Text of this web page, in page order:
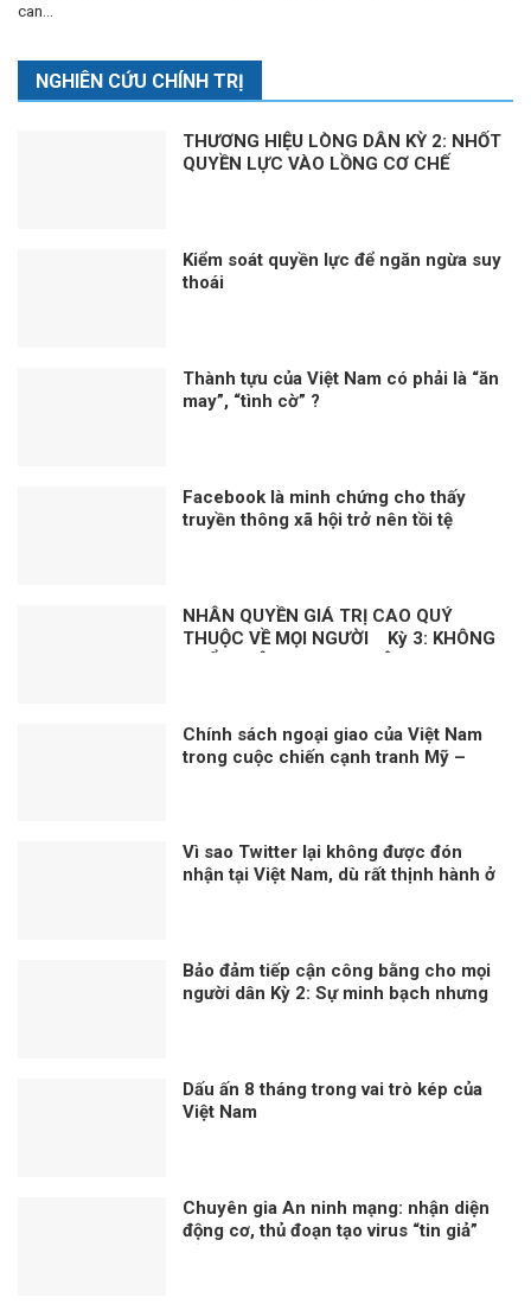
can...
NGHIÊN CỨU CHÍNH TRỊ
THƯƠNG HIỆU LÒNG DÂN KỲ 2: NHỐT
QUYỀN LỰC VÀO LỒNG CƠ CHẾ
Kiểm soát quyền lực để ngăn ngừa suy
thoái
Thành tựu của Việt Nam có phải là “ăn
may”, “tình cờ” ?
Facebook là minh chứng cho thấy
truyền thông xã hội trở nên tồi tệ
NHÂN QUYỀN GIÁ TRỊ CAO QUÝ
THUỘC VỀ MỌI NGƯỜI Kỳ 3: KHÔNG
Chính sách ngoại giao của Việt Nam
trong cuộc chiến cạnh tranh Mỹ –
Vì sao Twitter lại không được đón
nhận tại Việt Nam, dù rất thịnh hành ở
Bảo đảm tiếp cận công bằng cho mọi
người dân Kỳ 2: Sự minh bạch nhưng
Dấu ấn 8 tháng trong vai trò kép của
Việt Nam
Chuyên gia An ninh mạng: nhận diện
động cơ, thủ đoạn tạo virus “tin giả”